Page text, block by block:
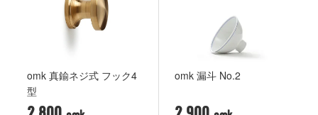
omk 真鍮ネジ式 フック4
型
omk 漏斗 No.2